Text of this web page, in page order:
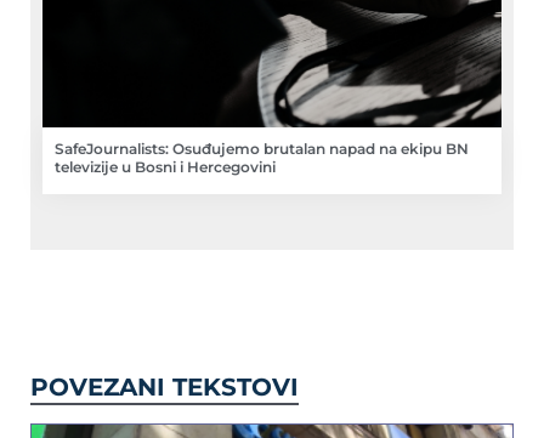
SafeJournalists: Osuđujemo brutalan napad na ekipu BN
televizije u Bosni i Hercegovini
POVEZANI TEKSTOVI